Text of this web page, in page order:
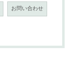
お問い合わせ